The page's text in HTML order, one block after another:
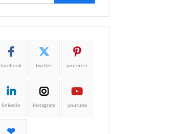
facebook twitter pinterest
linkedin instagram youtube